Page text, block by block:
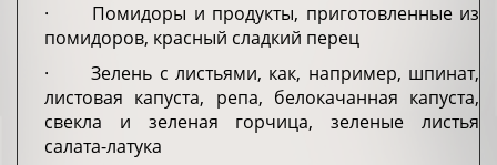
· Помидоры и продукты, приготовленные из
помидоров, красный сладкий перец
· Зелень с листьями, как, например, шпинат,
листовая капуста, репа, белокачанная капуста,
свекла и зеленая горчица, зеленые листья
салата-латука